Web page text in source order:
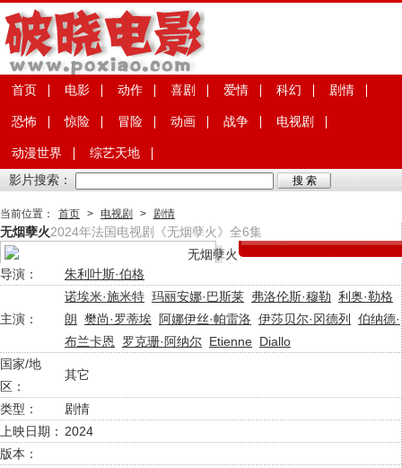
首页 电影 动作 喜剧 爱情 科幻 剧情
恐怖 惊险 冒险 动画 战争 电视剧
动漫世界
综艺天地
影片搜索：
当前位置： 首页 > 电视剧 > 剧情
无烟孽火2024年法国电视剧《无烟孽火》全6集
导演： 朱利叶斯·伯格
主演：
诺埃米·施米特 玛丽安娜·巴斯莱 弗洛伦斯·穆勒 利奥·勒格
朗 樊尚·罗蒂埃 阿娜伊丝·帕雷洛 伊莎贝尔·冈德列
伯纳德·
布兰卡恩
罗克珊·阿纳尔 Etienne Diallo
国家/地
区：
其它
类型：
剧情
上映日期： 2024
版本：